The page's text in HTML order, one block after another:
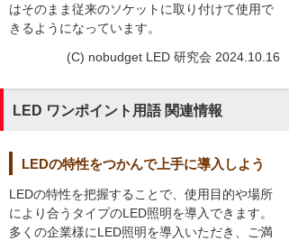
はそのまま従来のソケットに取り付けて使用で
きるようになっています。
(C) nobudget LED 研究会 2024.10.16
LED ワンポイント用語 関連情報
LEDの特性をつかんで上手に導入しよう
LEDの特性を把握することで、使用目的や場所
により合うタイプのLED照明を導入できます。
多くの企業様にLED照明を導入いただき、ご満